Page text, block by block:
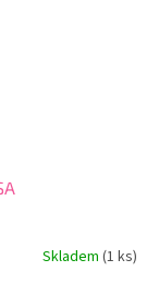
Skladem (1 ks)